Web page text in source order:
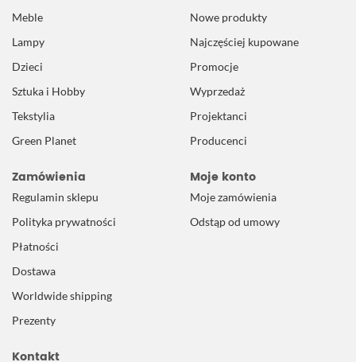
Meble
Lampy
Dzieci
Sztuka i Hobby
Tekstylia
Green Planet
Nowe produkty
Najczęściej kupowane
Promocje
Wyprzedaż
Projektanci
Producenci
Zamówienia
Regulamin sklepu
Polityka prywatności
Płatności
Dostawa
Worldwide shipping
Prezenty
Moje konto
Moje zamówienia
Odstąp od umowy
Kontakt